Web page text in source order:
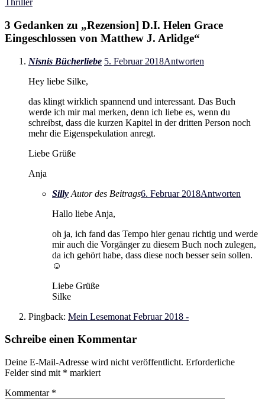
Thriller
3 Gedanken zu „Rezension] D.I. Helen Grace
Eingeschlossen von Matthew J. Arlidge“
Nisnis Bücherliebe 5. Februar 2018Antworten
Hey liebe Silke,
das klingt wirklich spannend und interessant. Das Buch
werde ich mir mal merken, denn ich liebe es, wenn du
schreibst, dass die kurzen Kapitel in der dritten Person noch
mehr die Eigenspekulation anregt.
Liebe Grüße
Anja
Silly Autor des Beitrags6. Februar 2018Antworten
Hallo liebe Anja,
oh ja, ich fand das Tempo hier genau richtig und werde
mir auch die Vorgänger zu diesem Buch noch zulegen,
da ich gehört habe, dass diese noch besser sein sollen.
☺️
Liebe Grüße
Silke
Pingback: Mein Lesemonat Februar 2018 -
Schreibe einen Kommentar
Deine E-Mail-Adresse wird nicht veröffentlicht. Erforderliche
Felder sind mit * markiert
Kommentar *